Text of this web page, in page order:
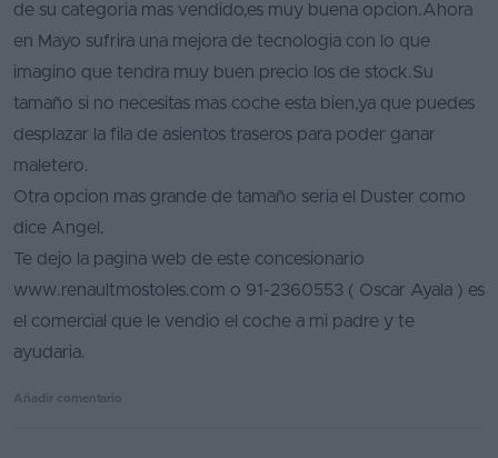
de su categoria mas vendido,es muy buena opcion.Ahora
en Mayo sufrira una mejora de tecnologia con lo que
imagino que tendra muy buen precio los de stock.Su
tamaño si no necesitas mas coche esta bien,ya que puedes
desplazar la fila de asientos traseros para poder ganar
maletero.
Otra opcion mas grande de tamaño seria el Duster como
dice Angel.
Te dejo la pagina web de este concesionario
www.renaultmostoles.com o 91-2360553 ( Oscar Ayala ) es
el comercial que le vendio el coche a mi padre y te
ayudaria.
Añadir comentario